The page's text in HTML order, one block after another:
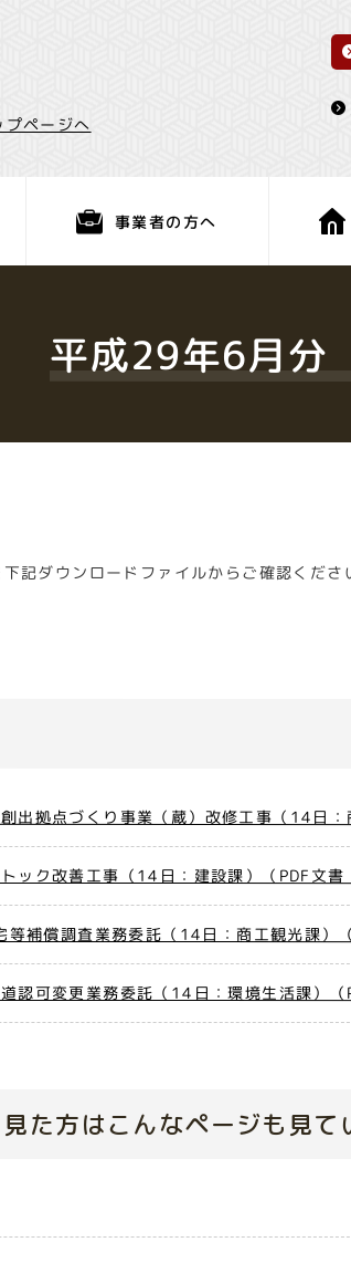
プページへ
事業者の方へ
平成29年6月分
記ダウンロードファイルからご確認くださ
拠点づくり事業（蔵）改修工事（14日：
ク改善工事（14日：建設課）（PDF文書
補償調査業務委託（14日：商工観光課）
可変更業務委託（14日：環境生活課）（
た方はこんなページも見て